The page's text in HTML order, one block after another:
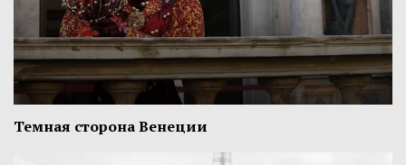
Темная сторона Венеции